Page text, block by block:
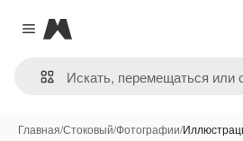
Close menu
Magnific
Главная/Стоковый/Фотографии/